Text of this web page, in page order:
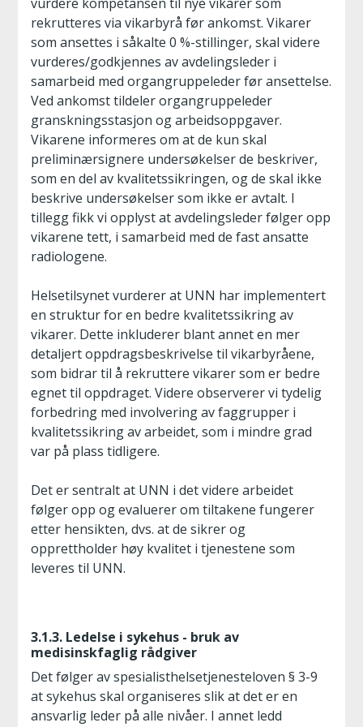
rekrutteres via vikarbyrå før ankomst. Vikarer
som ansettes i såkalte 0 %-stillinger, skal videre
vurderes/godkjennes av avdelingsleder i
samarbeid med organgruppeleder før ansettelse.
Ved ankomst tildeler organgruppeleder
granskningsstasjon og arbeidsoppgaver.
Vikarene informeres om at de kun skal
preliminærsignere undersøkelser de beskriver,
som en del av kvalitetssikringen, og de skal ikke
beskrive undersøkelser som ikke er avtalt. I
tillegg fikk vi opplyst at avdelingsleder følger opp
vikarene tett, i samarbeid med de fast ansatte
radiologene.
Helsetilsynet vurderer at UNN har implementert
en struktur for en bedre kvalitetssikring av
vikarer. Dette inkluderer blant annet en mer
detaljert oppdragsbeskrivelse til vikarbyråene,
som bidrar til å rekruttere vikarer som er bedre
egnet til oppdraget. Videre observerer vi tydelig
forbedring med involvering av faggrupper i
kvalitetssikring av arbeidet, som i mindre grad
var på plass tidligere.
Det er sentralt at UNN i det videre arbeidet
følger opp og evaluerer om tiltakene fungerer
etter hensikten, dvs. at de sikrer og
opprettholder høy kvalitet i tjenestene som
leveres til UNN.
3.1.3. Ledelse i sykehus - bruk av
medisinskfaglig rådgiver
Det følger av spesialisthelsetjenesteloven § 3-9
at sykehus skal organiseres slik at det er en
ansvarlig leder på alle nivåer. I annet ledd